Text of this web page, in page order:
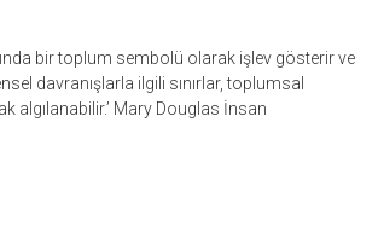
bir toplum sembolü olarak işlev gösterir ve
davranışlarla ilgili sınırlar, toplumsal
algılanabilir.’ Mary Douglas İnsan